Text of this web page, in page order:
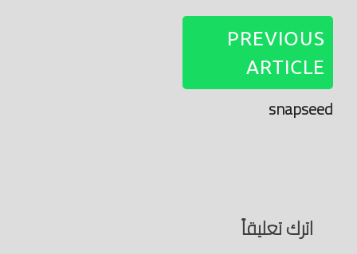
PREVIOUS
ARTICLE
snapseed
اترك تعليقاً